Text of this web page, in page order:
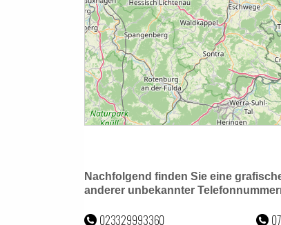
Nachfolgend finden Sie eine
anderer unbekannter